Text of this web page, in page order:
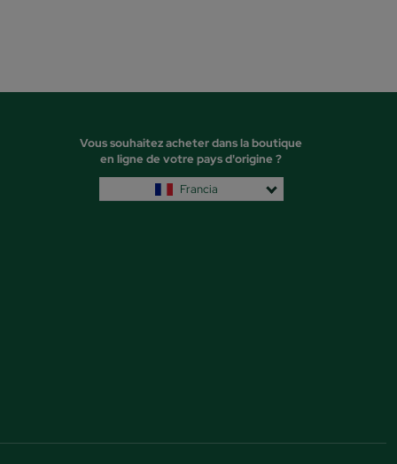
Vous souhaitez acheter dans la boutique
en ligne de votre pays d'origine ?
Francia